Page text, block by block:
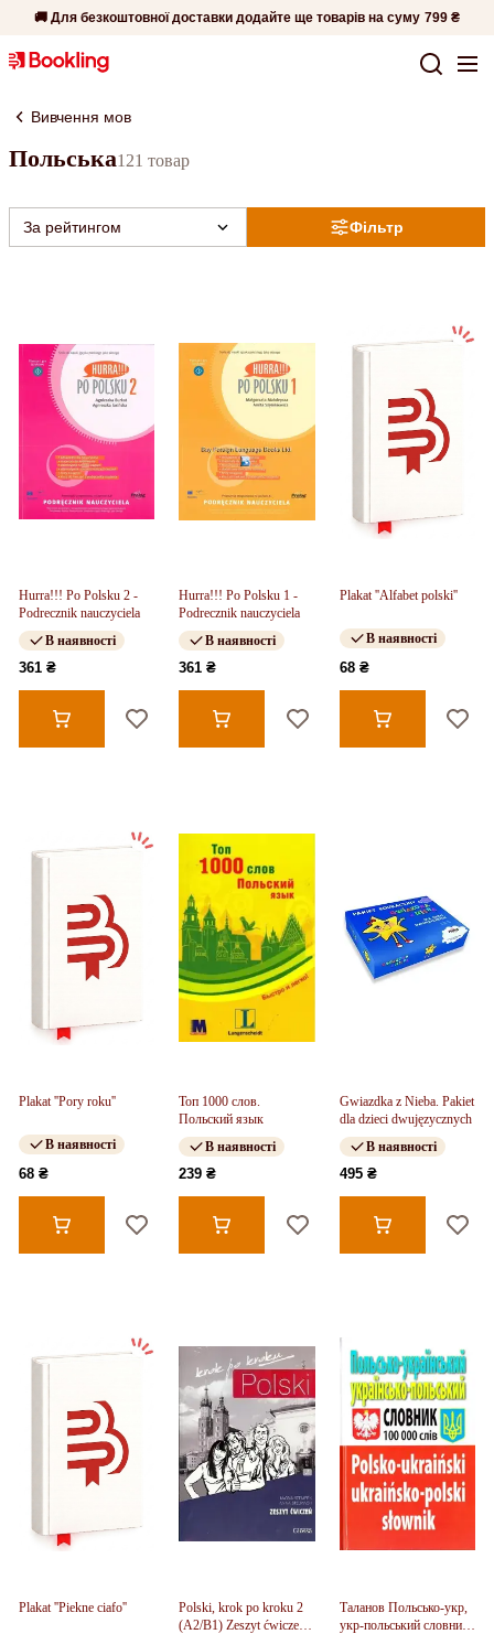
🚚 Для безкоштовної доставки додайте ще товарів на суму 799 ₴
Вивчення мов
Польська121 товар
Фільтр
За рейтингом
Hurra!!! Po Polsku 2 -
Podrecznik nauczyciela
В наявності
361 ₴
Hurra!!! Po Polsku 1 -
Podrecznik nauczyciela
В наявності
361 ₴
Plakat ''Alfabet polski''
В наявності
68 ₴
Plakat ''Pory roku''
В наявності
68 ₴
Топ 1000 слов.
Польский язык
В наявності
239 ₴
Gwiazdka z Nieba. Pakiet
dla dzieci dwujęzycznych
В наявності
495 ₴
Plakat ''Piekne ciafo''
Polski, krok po kroku 2
(A2/B1) Zeszyt ćwiczeń
Таланов Польсько-укр,
укр-польський словник